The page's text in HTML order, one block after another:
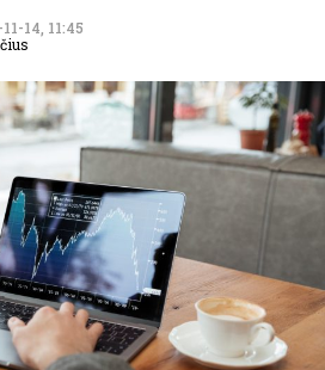
14, 11:45